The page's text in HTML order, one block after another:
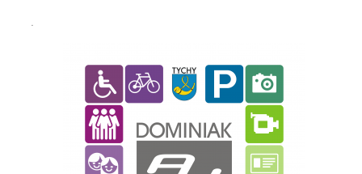
.